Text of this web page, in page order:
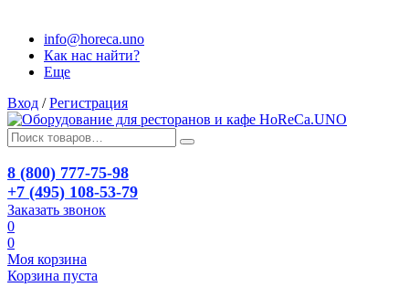
info@horeca.uno
Как нас найти?
Еще
Вход / Регистрация
8 (800) 777-75-98
+7 (495) 108-53-79
Заказать звонок
0
0
Моя корзина
Корзина пуста